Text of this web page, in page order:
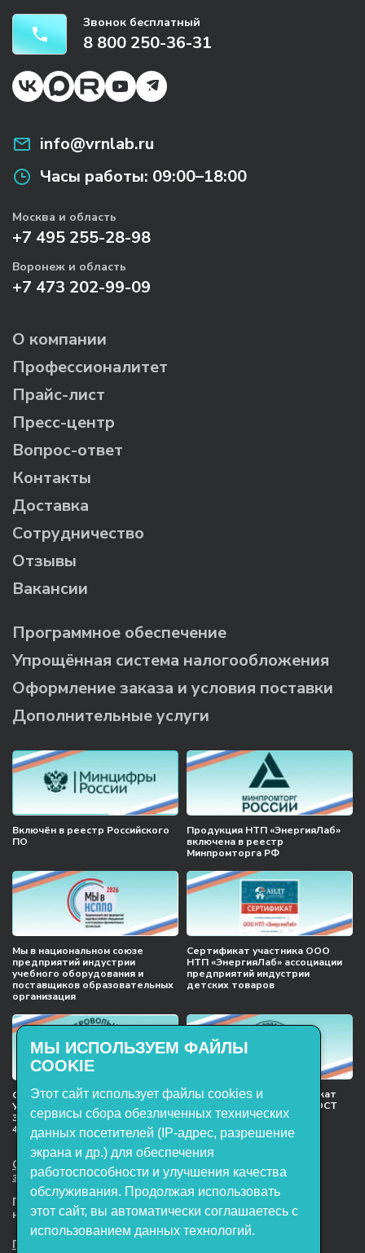
Звонок бесплатный
8 800 250-36-31
info@vrnlab.ru
Часы работы: 09:00–18:00
Москва и область
+7 495 255-28-98
Воронеж и область
+7 473 202-99-09
О компании
Профессионалитет
Прайс-лист
Пресс-центр
Вопрос-ответ
Контакты
Доставка
Сотрудничество
Отзывы
Вакансии
Программное обеспечение
Упрощённая система налогообложения
Оформление заказа и условия поставки
Дополнительные услуги
Включён в реестр Российского
ПО
Продукция НТП «ЭнергияЛаб»
включена в реестр
Минпромторга РФ
Мы в национальном союзе
предприятий индустрии
учебного оборудования и
поставщиков образовательных
организация
Сертификат участника ООО
НТП «ЭнергияЛаб» ассоциации
предприятий индустрии
детских товаров
Сертификат соответствия
Учебное оборудование, марки
ЭнергияЛаб ТУ 32.99.53–001–
47627947–2021 Серийный выпуск
Международный сертификат
менеджмента качества ГОСТ
ISO 9001:2015
ООО НТП «ЭнергияЛаб». Все права
защищены.
Представленная на сайте информация
не является публичной офертой
Пользовательское соглашение
МЫ ИСПОЛЬЗУЕМ ФАЙЛЫ
COOKIE
Этот сайт использует файлы cookies и
сервисы сбора обезличенных технических
данных посетителей (IP-адрес, разрешение
экрана и др.) для обеспечения
работоспособности и улучшения качества
обслуживания. Продолжая использовать
этот сайт, вы автоматически соглашаетесь с
использованием данных технологий.